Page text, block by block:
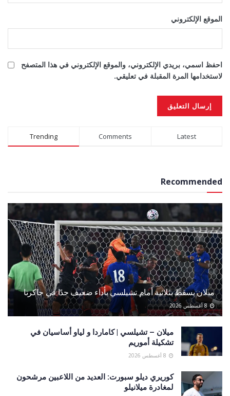
الموقع الإلكتروني
احفظ اسمي، بريدي الإلكتروني، والموقع الإلكتروني في هذا المتصفح
لاستخدامها المرة المقبلة في تعليقي.
Alternative:
Trending Comments Latest
Recommended
ميلان يسقط بثلاثية أمام تشيلسي بأداء ضعيف جدًا في جاكرتا
ميلان – تشيلسي | كاماردا و لياو أساسيان في
تشكيلة أموريم
كوريري ديلو سبورت: العديد من اللاعبين مرشحون
لمغادرة ميلانيلو